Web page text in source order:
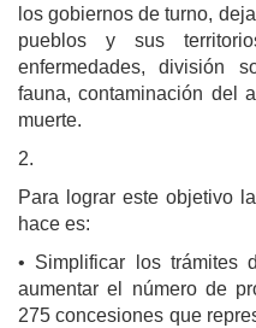
los gobiernos de turno,
pueblos y sus
enfermedades, división
fauna, contaminación del
muerte.
2.
Para lograr este objetivo
hace es:
• Simplificar los trámites
aumentar el número de
275 concesiones que